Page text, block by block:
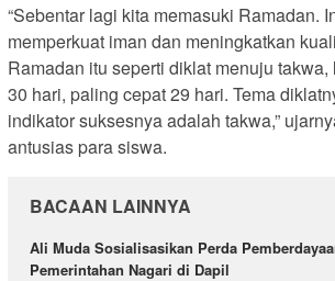
“Sebentar lagi kita memasuki Ramadan.
memperkuat iman dan meningkatkan
Ramadan itu seperti diklat menuju
30 hari, paling cepat 29 hari. Tema
indikator suksesnya adalah takwa,”
antusias para siswa.
BACAAN LAINNYA
Ali Muda Sosialisasikan Perda
Pemerintahan Nagari di Dapil